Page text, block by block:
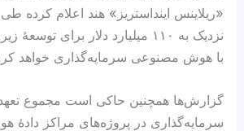
«ریلاینس اینداستریز» هند اعلام کرده
نزدیک به ۱۱۰ میلیارد دلار برای
با هوش مصنوعی سرمایه‌گذاری خواهد
گزارش‌ها همچنین حاکی است مجموع
سرمایه‌گذاری در پروژه‌های مراکز دادهٔ